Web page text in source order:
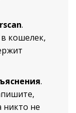
.
кошелек,
.
никто не